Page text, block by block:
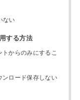
ない
する方法
からのみにするこ
ンロード保存しない